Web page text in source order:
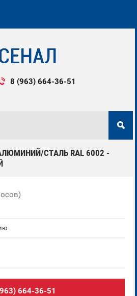
8 (963) 664-36-51 ‌‌‍‍
СТАЛЬ RAL 6002 -
664-36-51